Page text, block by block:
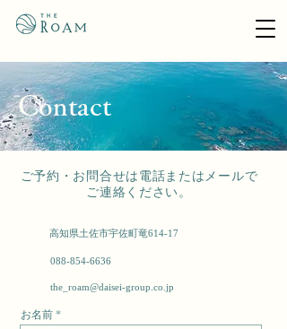
Contact
​ご予約・お問合せは電話またはメールで
ご連絡ください。
高知県土佐市宇佐町竜614-17
088-854-6636
the_roam@daisei-group.co.jp
お名前